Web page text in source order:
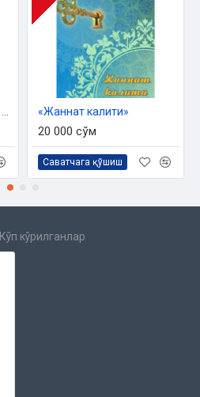
«Жаннат калити»
20 000 сўм
Саватчага қўшиш
Кўп кўрилганлар